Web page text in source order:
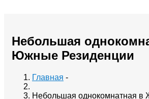
Небольшая
Южные Резиденции
Главная -
Небольшая однокомнатная